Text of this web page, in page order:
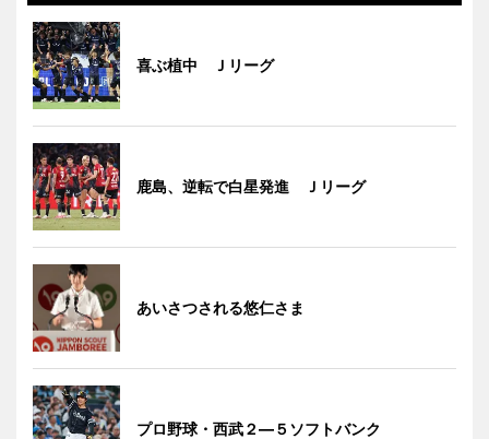
喜ぶ植中 Ｊリーグ
鹿島、逆転で白星発進 Ｊリーグ
あいさつされる悠仁さま
プロ野球・西武２―５ソフトバンク